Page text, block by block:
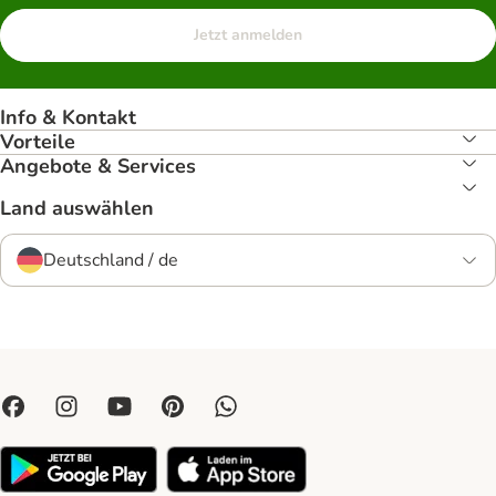
Jetzt anmelden
Info & Kontakt
Vorteile
Angebote & Services
Land auswählen
Deutschland / de